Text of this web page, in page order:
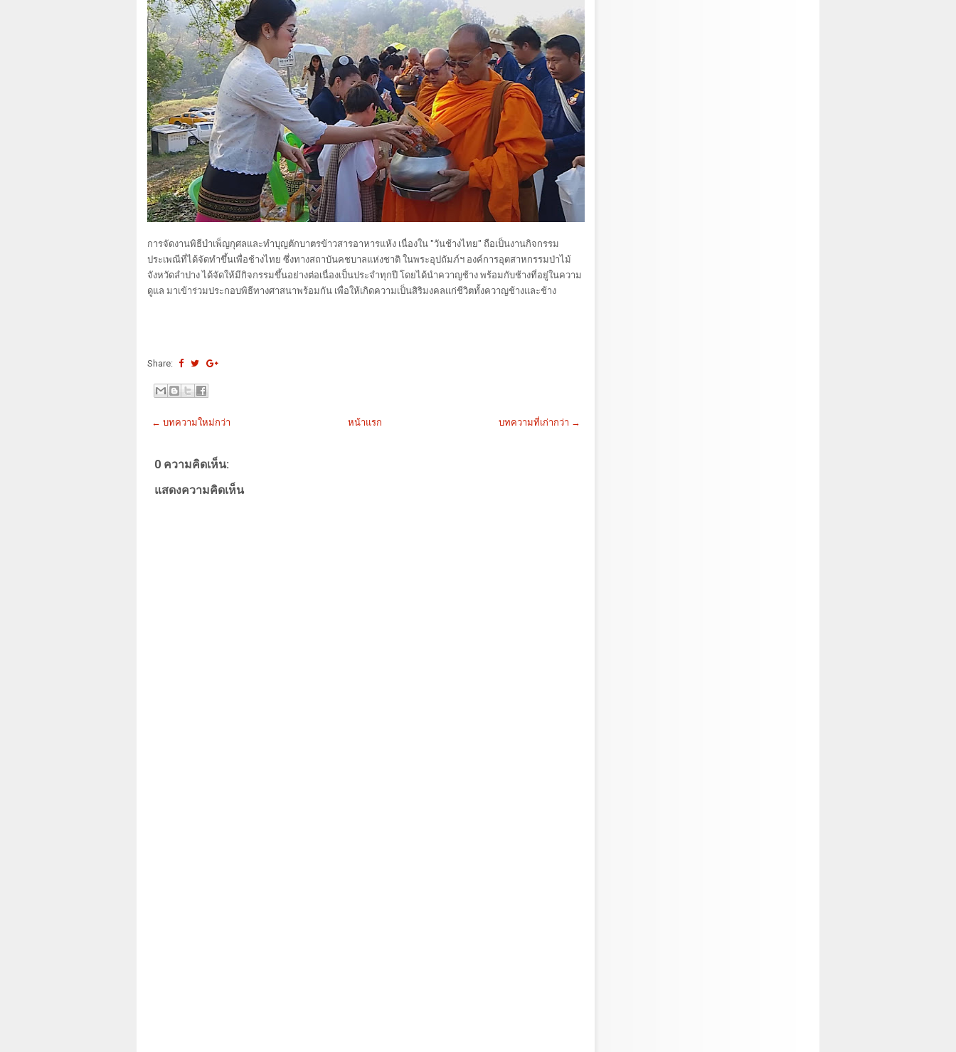
การจัดงานพิธีบำเพ็ญกุศลและทำบุญตักบาตรข้าวสารอาหารแห้ง เนื่องใน "วันช้างไทย" ถือเป็นงานกิจกรรม
ประเพณีที่ได้จัดทำขึ้นเพื่อช้างไทย ซึ่งทางสถาบันคชบาลแห่งชาติ ในพระอุปถัมภ์ฯ องค์การอุตสาหกรรมป่าไม้
จังหวัดลำปาง ได้จัดให้มีกิจกรรมขึ้นอย่างต่อเนื่องเป็นประจำทุกปี โดยได้นำควาญช้าง พร้อมกับช้างที่อยู่ในความ
ดูแล มาเข้าร่วมประกอบพิธีทางศาสนาพร้อมกัน เพื่อให้เกิดความเป็นสิริมงคลแก่ชีวิตทั้งควาญช้างและช้าง
Share:
← บทความใหม่กว่า บทความที่เก่ากว่า →
หน้าแรก
0 ความคิดเห็น:
แสดงความคิดเห็น